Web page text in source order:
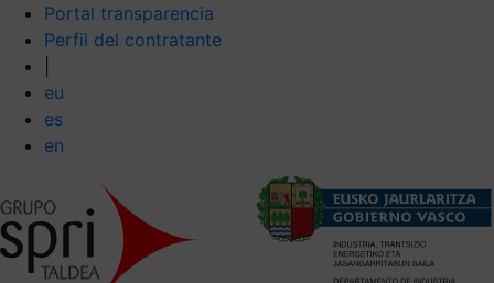
Portal transparencia
Perfil del contratante
eu
es
en